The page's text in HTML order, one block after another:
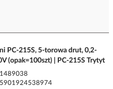
PC-215S, 5-torowa drut, 0,2-
(opak=100szt) | PC-215S Trytyt
1489038
5901924538974